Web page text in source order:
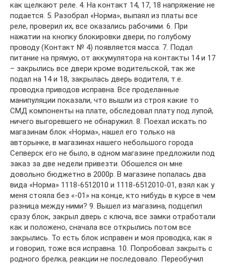
как щелкают реле. 4. На контакт 14, 17, 18 напряжение не
подается. 5. Разобрал «Норма», выпаял из платы все
реле, проверил их, все оказались рабочими. 6. При
нажатии на кнопку блокировки двери, по голубому
проводу (Контакт № 4) появляется масса. 7. Подал
питание на прямую, от аккумулятора на контакты 14 и 17
– закрылись все двери кроме водительской, так же
подал на 14 и 18, закрылась дверь водителя, т.е.
проводка приводов исправна. Все проделанные
манипуляции показали, что вышли из строя какие то
СМД компоненты на плате, обследовал плату под лупой,
ничего выгоревшего не обнаружил. 8. Поехал искать по
магазинам блок «Норма», нашел его только на
авторынке, в магазинах нашего небольшого города
Сепверск его не было, в одном магазине предложили под
заказ за две недели привезти. Обошелся он мне
довольно бюджетно в 2000р. В магазине попалась два
вида «Норма» 1118-6512010 и 1118-6512010-01, взял как у
меня стояла без «-01» на конце, кто нибудь в курсе в чем
разница между ними? 9. Вышел из магазина, подцепил
сразу блок, закрыл дверь с ключа, все замки отработали
как и положено, сначала все открылись потом все
закрылись. То есть блок исправен и моя проводка, как я
и говорил, тоже вся исправна. 10. Попробовал закрыть с
родного брелка, реакции не последовало. Переобучил